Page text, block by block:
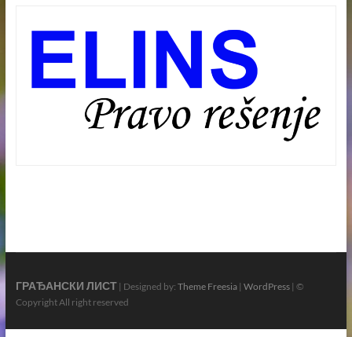
ГРАЂАНСКИ ЛИСТ| Designed by: Theme Freesia| WordPress| ©
Copyright All right reserved